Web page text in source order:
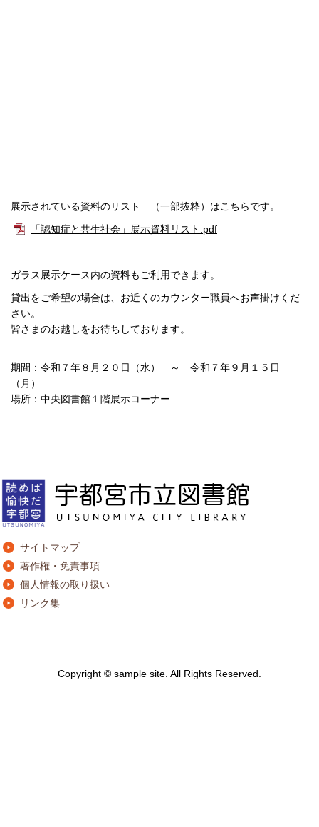
展示されている資料のリスト （一部抜粋）はこちらです。
「認知症と共生社会」展示資料リスト.pdf
ガラス展示ケース内の資料もご利用できます。
貸出をご希望の場合は、お近くのカウンター職員へお声掛けくだ
さい。
皆さまのお越しをお待ちしております。
期間：令和７年８月２０日（水） ～ 令和７年９月１５日
（月）
場所：中央図書館１階展示コーナー
サイトマップ
著作権・免責事項
個人情報の取り扱い
リンク集
Copyright © sample site. All Rights Reserved.